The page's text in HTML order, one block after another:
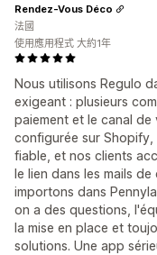
Nous utilisons Regulo
exigeant : plusieurs
paiement et le canal
configurée sur
fiable, et nos clients
le lien dans les mails
importons dans
on a des questions,
la mise en place et
solutions. Une app
Rendez-Vous Déco
法國
使用應用程式 大約1年